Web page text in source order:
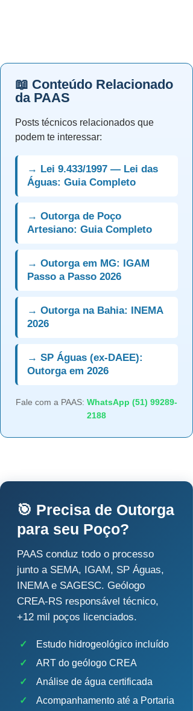
📖 Conteúdo Relacionado
da PAAS
Posts técnicos relacionados que
podem te interessar:
→ Lei 9.433/1997 — Lei das
Águas: Guia Completo
→ Outorga de Poço
Artesiano: Guia Completo
→ Outorga em MG: IGAM
Passo a Passo 2026
→ Outorga na Bahia: INEMA
2026
→ SP Águas (ex-DAEE):
Outorga em 2026
Fale com a PAAS: WhatsApp (51) 99289-
2188
🎯 Precisa de Outorga
para seu Poço?
PAAS conduz todo o processo
junto a SEMA, IGAM, SP Águas,
INEMA e SAGESC. Geólogo
CREA-RS responsável técnico,
+12 mil poços licenciados.
✓
Estudo hidrogeológico incluído
✓
ART do geólogo CREA
✓
Análise de água certificada
✓
Acompanhamento até a Portaria